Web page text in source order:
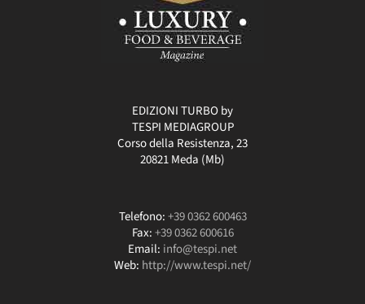
EDIZIONI TURBO by
TESPI MEDIAGROUP
Corso della Resistenza, 23
20821 Meda (Mb)
Telefono:+39 0362 600463
Fax:+39 0362 600616
Email: info@tespi.net
Web: http://www.tespi.net/